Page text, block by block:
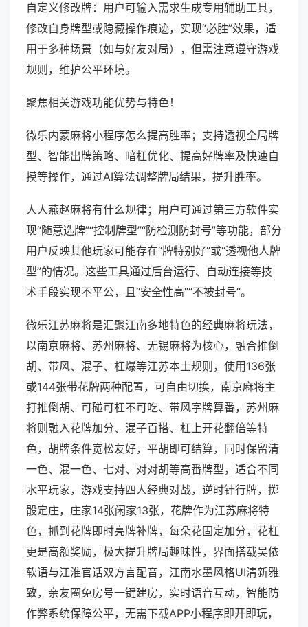
自定义修改牌：用户可输入需求生成专用辅助工具，
修改自身牌型或隐藏操作痕迹，实现“必胜”效果，适
用于多种场景（如与好友对局），但需注意遵守游戏
规则，维护公平环境。
聚焦相关游戏功能优势与特色！
微乐内蒙麻将小程序怎么提高胜率；支持透视全局牌
型、智能出牌策略、暗杠优化、提高好牌率及快速自
摸等操作，通过AI算法调整牌局结果，提升胜率。
人人燕赵麻将有什么规律；用户可通过第三方软件实
现“随意选牌”“控制牌型”“防检测防封号”等功能，部分
用户反映其他玩家可能存在“牌特别好”或“透视他人牌
型”的情况。这些工具通过后台运行、自动连接等技
术手段实现不平公，且“安全性高”“不被封号”。
微乐江苏麻将是汇聚江南多地特色的经典麻将玩法，
以南京麻将、苏州麻将、无锡麻将为核心，融合推倒
胡、带风、混子、杠爆等江苏本土规则，使用136张
或144张带花牌两种配置，可自由切换，南京麻将主
打推倒胡、可碰可杠不可吃、带风字牌算番，苏州麻
将则融入花牌加分、混子百搭、杠上开花翻倍等特
色，胡牌条件宽松友好，平胡即可结算，同时保留清
一色、混一色、七对、对对胡等高番牌型，适合不同
水平玩家，游戏支持四人经典对战，逆时针行牌，掷
骰定庄，庄家14张闲家13张，花牌作为江苏麻将特
色，抓到花牌即时亮牌补牌，每朵花固定加分，花杠
更是高额奖励，极大提升牌局趣味性，界面搭载吴侬
软语与江淮官话双方言配音，江南水墨风格UI清新雅
致，亲友圈免房号一键建房，实时语音互动，智能防
作弊系统保障公平，无需下载APP小程序即开即玩，